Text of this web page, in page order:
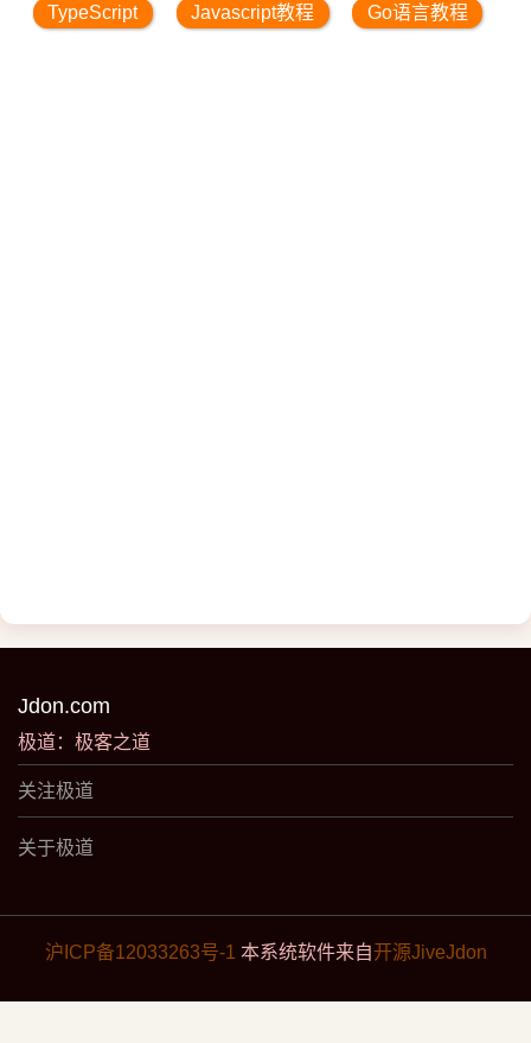
TypeScript Javascript教程 Go语言教程
Jdon.com
极道：极客之道
关注极道
关于极道
沪ICP备12033263号-1 本系统软件来自开源JiveJdon